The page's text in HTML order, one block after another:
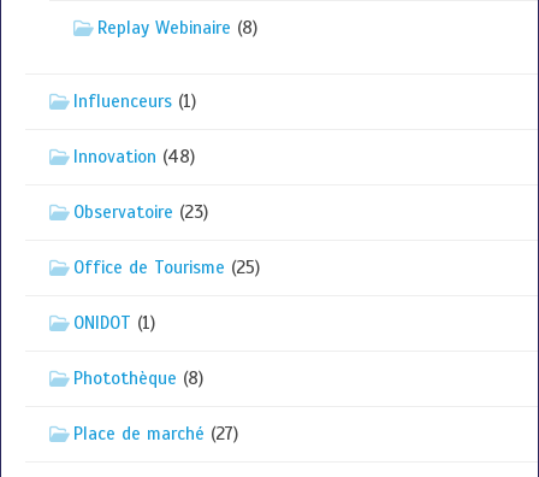
Replay Webinaire (8)
Influenceurs (1)
Innovation (48)
Observatoire (23)
Office de Tourisme (25)
ONIDOT (1)
Photothèque (8)
Place de marché (27)